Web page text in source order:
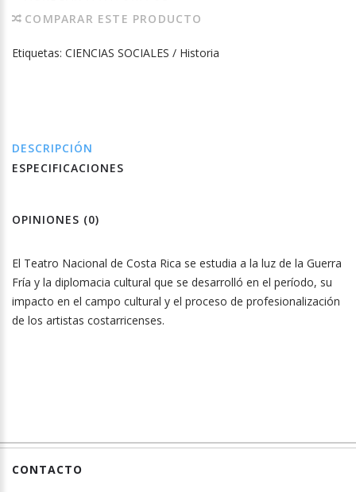
COMPARAR ESTE PRODUCTO
Etiquetas: CIENCIAS SOCIALES / Historia
DESCRIPCIÓN
ESPECIFICACIONES
OPINIONES (0)
El Teatro Nacional de Costa Rica se estudia a la luz de la Guerra
Fría y la diplomacia cultural que se desarrolló en el período, su
impacto en el campo cultural y el proceso de profesionalización
de los artistas costarricenses.
CONTACTO